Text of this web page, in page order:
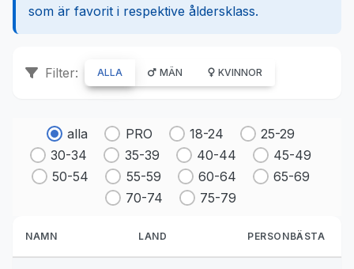
som är favorit i respektive åldersklass.
Filter: ALLA MÄN KVINNOR
alla PRO 18-24
25-29
30-34
35-39 40-44
45-49
50-54
55-59 60-64
65-69
70-74
75-79
NAMN LAND PERSONBÄSTA